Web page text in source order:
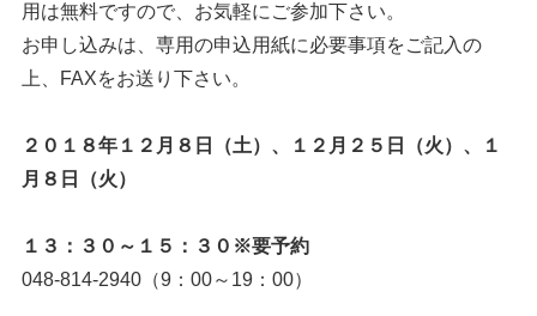
用は無料ですので、お気軽にご参加下さい。
お申し込みは、専用の申込用紙に必要事項をご記入の
上、FAXをお送り下さい。
２０１８年１２月８日（土）、１２月２５日（火）、１
月８日（火）
１３：３０～１５：３０※要予約
048-814-2940（9：00～19：00）